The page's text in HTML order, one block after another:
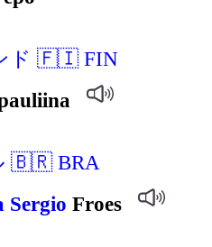
ド 🇫🇮 FIN
🇧🇷 BRA
Sergio Froes